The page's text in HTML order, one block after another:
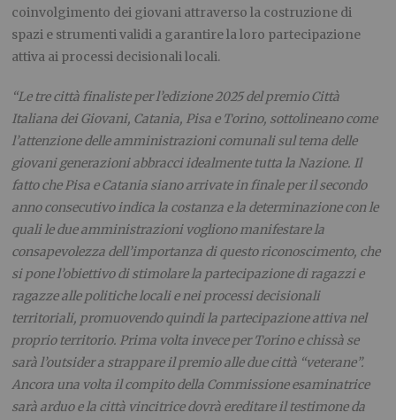
coinvolgimento dei giovani attraverso la costruzione di
spazi e strumenti validi a garantire la loro partecipazione
attiva ai processi decisionali locali.
“Le tre città finaliste per l’edizione 2025 del premio Città
Italiana dei Giovani, Catania, Pisa e Torino, sottolineano come
l’attenzione delle amministrazioni comunali sul tema delle
giovani generazioni abbracci idealmente tutta la Nazione. Il
fatto che Pisa e Catania siano arrivate in finale per il secondo
anno consecutivo indica la costanza e la determinazione con le
quali le due amministrazioni vogliono manifestare la
consapevolezza dell’importanza di questo riconoscimento, che
si pone l’obiettivo di stimolare la partecipazione di ragazzi e
ragazze alle politiche locali e nei processi decisionali
territoriali, promuovendo quindi la partecipazione attiva nel
proprio territorio. Prima volta invece per Torino e chissà se
sarà l’outsider a strappare il premio alle due città “veterane”.
Ancora una volta il compito della Commissione esaminatrice
sarà arduo e la città vincitrice dovrà ereditare il testimone da